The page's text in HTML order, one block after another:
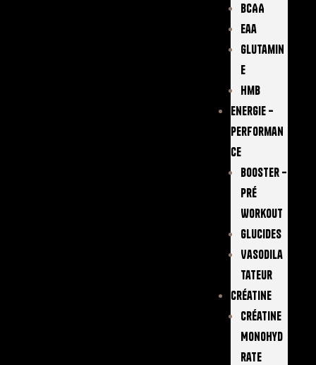
BCAA
Eaa
Glutamin
E
Hmb
Energie –
Performan
Ce
Booster –
Pré
Workout
Glucides
Vasodila
Tateur
Créatine
Créatine
Monohyd
Rate